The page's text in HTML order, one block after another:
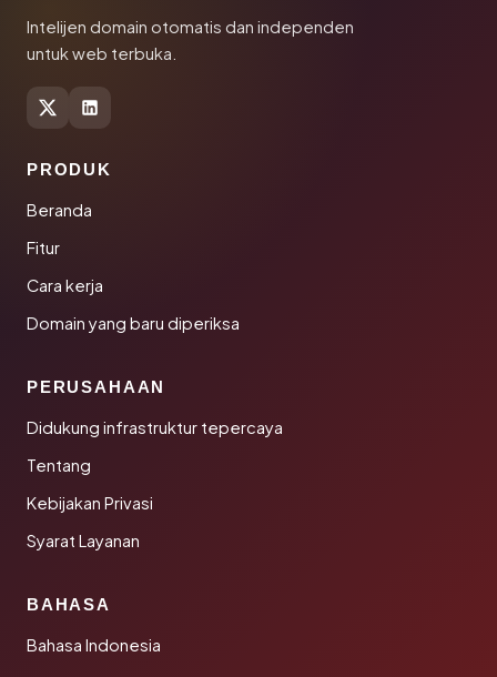
Intelijen domain otomatis dan independen
untuk web terbuka.
PRODUK
Beranda
Fitur
Cara kerja
Domain yang baru diperiksa
PERUSAHAAN
Didukung infrastruktur tepercaya
Tentang
Kebijakan Privasi
Syarat Layanan
BAHASA
Bahasa Indonesia